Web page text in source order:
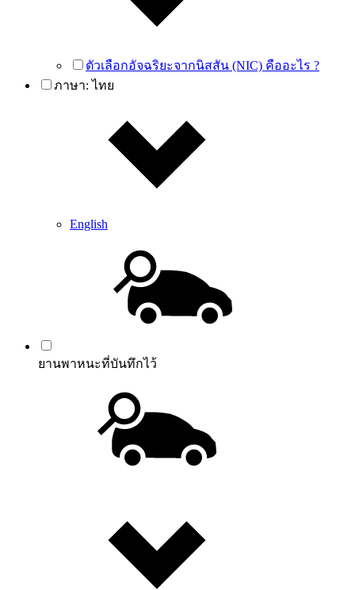
ตัวเลือกอัจฉริยะจากนิสสัน (NIC) คืออะไร ?
ภาษา:ไทย
English
ยานพาหนะที่บันทึกไว้